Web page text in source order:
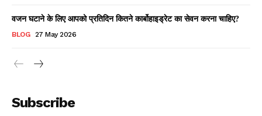
वजन घटाने के लिए आपको प्रतिदिन कितने कार्बोहाइड्रेट का सेवन करना चाहिए?
BLOG 27 May 2026
Subscribe